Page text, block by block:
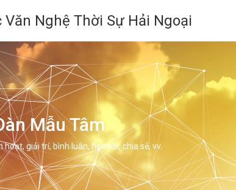
Văn Nghệ Thời Sự Hải Ngoại
Mẫu Tâm
hoạt, giải trí, bình luân, học hỏi, chia sẻ, vv.